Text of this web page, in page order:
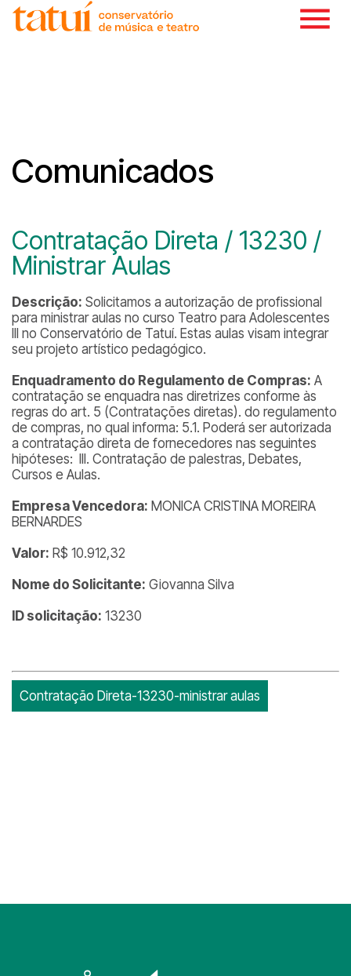
Comunicados
Contratação Direta / 13230 /
Ministrar Aulas
Descrição: Solicitamos a autorização de profissional
para ministrar aulas no curso Teatro para Adolescentes
III no Conservatório de Tatuí. Estas aulas visam integrar
seu projeto artístico pedagógico.
Enquadramento do Regulamento de Compras: A
contratação se enquadra nas diretrizes conforme às
regras do art. 5 (Contratações diretas). do regulamento
de compras, no qual informa: 5.1. Poderá ser autorizada
a contratação direta de fornecedores nas seguintes
hipóteses: III. Contratação de palestras, Debates,
Cursos e Aulas.
Empresa Vencedora: MONICA CRISTINA MOREIRA
BERNARDES
Valor: R$ 10.912,32
Nome do Solicitante: Giovanna Silva
ID solicitação: 13230
Contratação Direta-13230-ministrar aulas